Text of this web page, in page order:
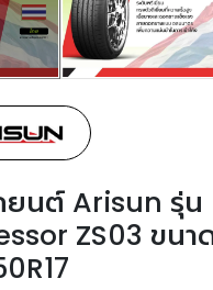
ยนต์ Arisun รุ่น
ZS03 ขนา